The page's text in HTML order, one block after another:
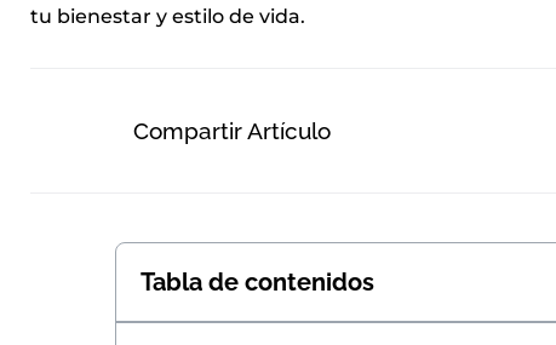
tu bienestar y estilo de vida.
Compartir Artículo
Tabla de contenidos